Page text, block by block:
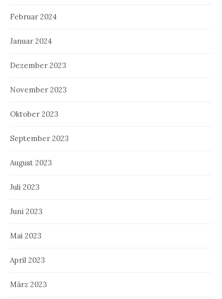
Februar 2024
Januar 2024
Dezember 2023
November 2023
Oktober 2023
September 2023
August 2023
Juli 2023
Juni 2023
Mai 2023
April 2023
März 2023